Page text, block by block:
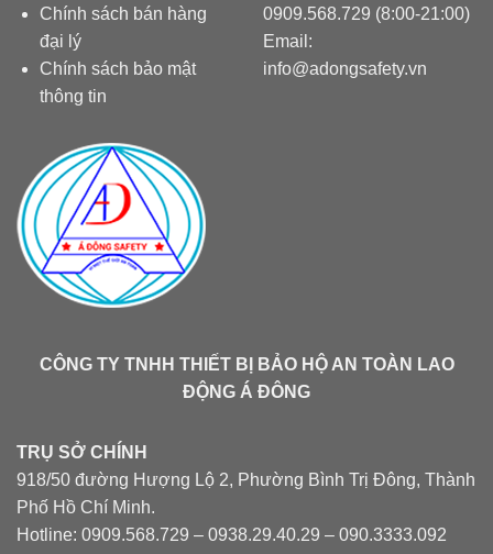
Chính sách bán hàng
đại lý
Chính sách bảo mật
thông tin
0909.568.729 (8:00-21:00)
Email:
info@adongsafety.vn
CÔNG TY TNHH THIẾT BỊ BẢO HỘ AN TOÀN LAO
ĐỘNG Á ĐÔNG
TRỤ SỞ CHÍNH
918/50 đường Hượng Lộ 2, Phường Bình Trị Đông, Thành
Phố Hồ Chí Minh.
Hotline: 0909.568.729 – 0938.29.40.29 – 090.3333.092